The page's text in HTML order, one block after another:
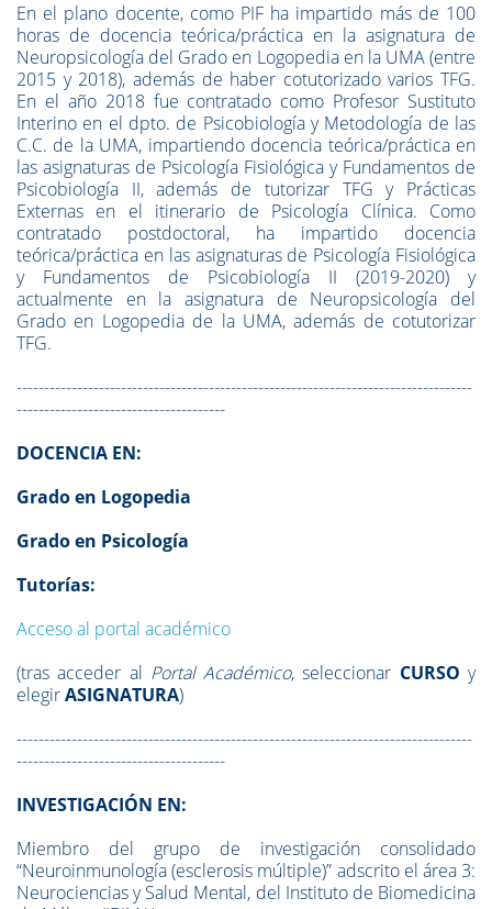
En el plano docente, como PIF ha impartido más de 100
horas de docencia teórica/práctica en la asignatura de
Neuropsicología del Grado en Logopedia en la UMA (entre
2015 y 2018), además de haber cotutorizado varios TFG.
En el año 2018 fue contratado como Profesor Sustituto
Interino en el dpto. de Psicobiología y Metodología de las
C.C. de la UMA, impartiendo docencia teórica/práctica en
las asignaturas de Psicología Fisiológica y Fundamentos de
Psicobiología II, además de tutorizar TFG y Prácticas
Externas en el itinerario de Psicología Clínica. Como
contratado postdoctoral, ha impartido docencia
teórica/práctica en las asignaturas de Psicología Fisiológica
y Fundamentos de Psicobiología II (2019-2020) y
actualmente en la asignatura de Neuropsicología del
Grado en Logopedia de la UMA, además de cotutorizar
TFG.
-----------------------------------------------------------------------------------
--------------------------------------
DOCENCIA EN:
Grado en Logopedia
Grado en Psicología
Tutorías:
Acceso al portal académico
(tras acceder al Portal Académico, seleccionar CURSO y
elegirASIGNATURA)
-----------------------------------------------------------------------------------
--------------------------------------
INVESTIGACIÓN EN:
Miembro del grupo de investigación consolidado
“Neuroinmunología (esclerosis múltiple)” adscrito el área 3:
Neurociencias y Salud Mental, del Instituto de Biomedicina